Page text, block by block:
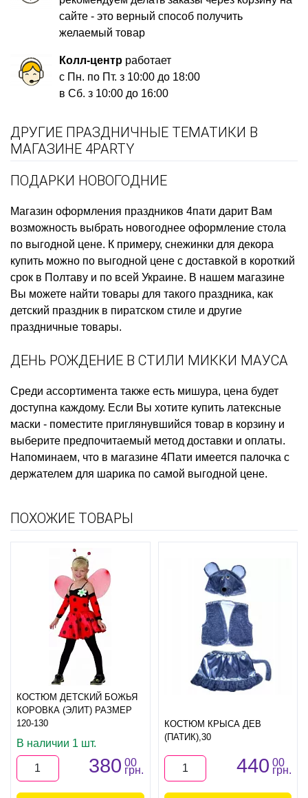
сайте - это верный способ получить
желаемый товар
Колл-центр работает
с Пн. по Пт. з 10:00 до 18:00
в Сб. з 10:00 до 16:00
ДРУГИЕ ПРАЗДНИЧНЫЕ ТЕМАТИКИ В
МАГАЗИНЕ 4PARTY
ПОДАРКИ НОВОГОДНИЕ
Магазин оформления праздников 4пати дарит Вам
возможность выбрать новогоднее оформление стола
по выгодной цене. К примеру, снежинки для декора
купить можно по выгодной цене с доставкой в короткий
срок в Полтаву и по всей Украине. В нашем магазине
Вы можете найти товары для такого праздника, как
детский праздник в пиратском стиле и другие
праздничные товары.
ДЕНЬ РОЖДЕНИЕ В СТИЛИ МИККИ МАУСА
Среди ассортимента также есть мишура, цена будет
доступна каждому. Если Вы хотите купить латексные
маски - поместите приглянувшийся товар в корзину и
выберите предпочитаемый метод доставки и оплаты.
Напоминаем, что в магазине 4Пати имеется палочка с
держателем для шарика по самой выгодной цене.
ПОХОЖИЕ ТОВАРЫ
КОСТЮМ ДЕТСКИЙ БОЖЬЯ
КОРОВКА (ЭЛИТ) РАЗМЕР
120-130
В наличии 1 шт.
380 00
грн.
КОСТЮМ КРЫСА ДЕВ
(ПАТИК),30
440 00
грн.